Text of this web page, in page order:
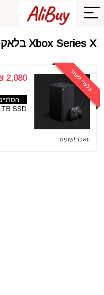
Xbox Series X בלאק פריידיי
בלעדי לאתר 2,080 ₪
SSD
וואלה!שופס